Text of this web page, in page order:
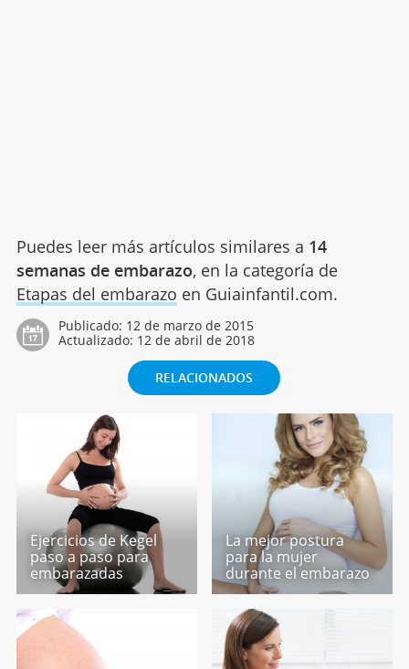
Puedes leer más artículos similares a 14
semanas de embarazo, en la categoría de
Etapas del embarazo en Guiainfantil.com.
Publicado: 12 de marzo de 2015
Actualizado: 12 de abril de 2018
RELACIONADOS
Ejercicios de Kegel
paso a paso para
embarazadas
La mejor postura
para la mujer
durante el embarazo